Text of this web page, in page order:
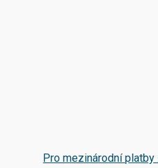
Pro mezinárodní platby